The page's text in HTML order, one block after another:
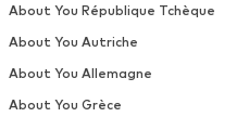
About You République Tchèque
About You Autriche
About You Allemagne
About You Grèce